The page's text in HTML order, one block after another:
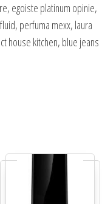
egoiste platinum opinie,
perfuma mexx, laura
house kitchen, blue jeans